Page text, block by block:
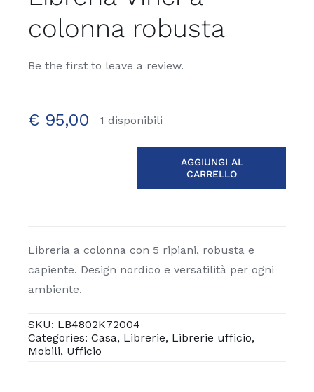
colonna robusta
Be the first to leave a review.
€95,00 1 disponibili
robusta
quantità
AGGIUNGI AL
CARRELLO
Libreria a colonna con 5 ripiani, robusta e
capiente. Design nordico e versatilità per ogni
ambiente.
SKU: LB4802K72004
Categories: Casa, Librerie, Librerie ufficio,
Mobili, Ufficio